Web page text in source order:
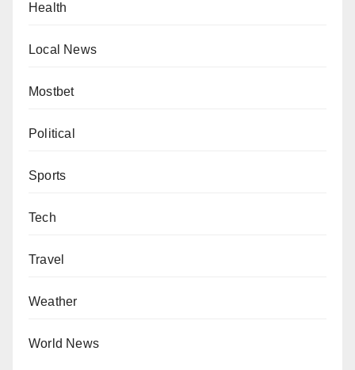
Health
Local News
Mostbet
Political
Sports
Tech
Travel
Weather
World News